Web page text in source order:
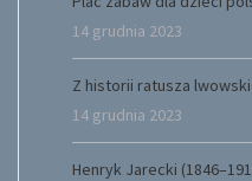
14 grudnia 2023
Z historii ratusza
14 grudnia 2023
Henryk Jarecki